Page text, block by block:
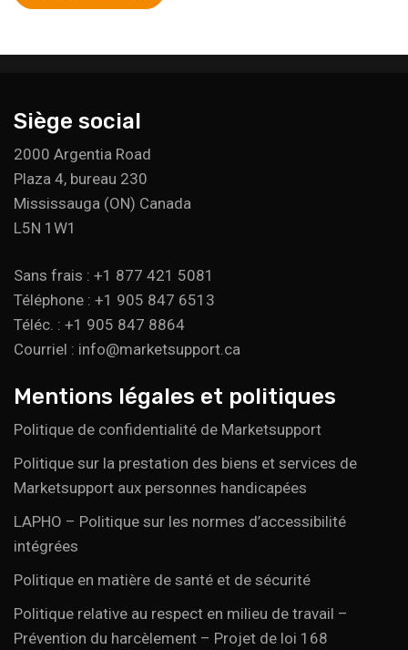
Siège social
2000 Argentia Road
Plaza 4, bureau 230
Mississauga (ON) Canada
L5N 1W1
Sans frais : +1 877 421 5081
Téléphone : +1 905 847 6513
Téléc. : +1 905 847 8864
Courriel : info@marketsupport.ca
Mentions légales et politiques
Politique de confidentialité de Marketsupport
Politique sur la prestation des biens et services de
Marketsupport aux personnes handicapées
LAPHO – Politique sur les normes d’accessibilité
intégrées
Politique en matière de santé et de sécurité
Politique relative au respect en milieu de travail –
Prévention du harcèlement – Projet de loi 168